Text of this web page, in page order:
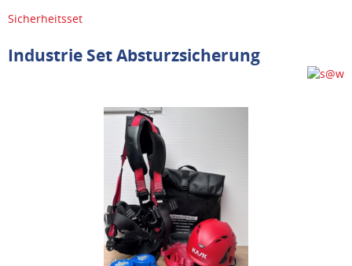
Sicherheitsset
Industrie Set Absturzsicherung